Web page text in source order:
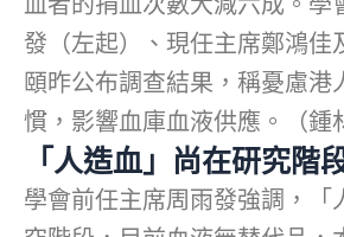
發（左起）、現任主席鄭鴻佳
頤昨公布調查結果，稱憂慮港
慣，影響血庫血液供應。（鍾
「人造血」尚在研究階
學會前任主席周雨發強調，「